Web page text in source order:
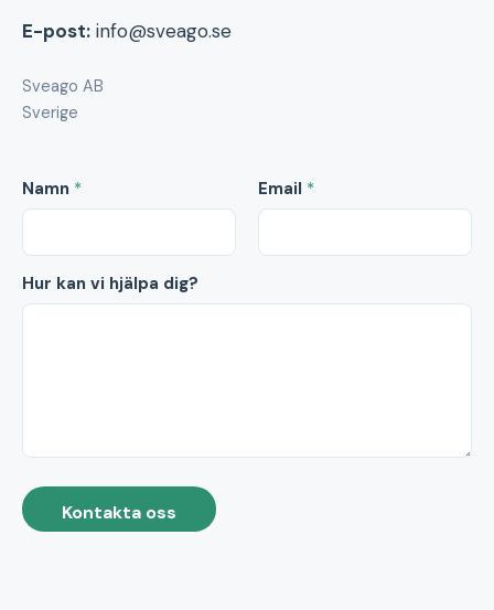
E-post: info@sveago.se
Sveago AB
Sverige
Namn * Email *
Hur kan vi hjälpa dig?
Kontakta oss